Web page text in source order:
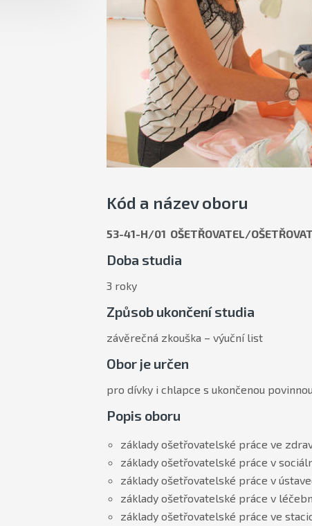
Kód a název oboru
53-41-H/01 OŠETŘOVATEL/
Doba studia
3 roky
Způsob ukončení studia
závěrečná zkouška – výuční list
Obor je určen
pro dívky i chlapce s ukončenou
Popis oboru
základy ošetřovatelské práce ve
základy ošetřovatelské práce v
základy ošetřovatelské práce v
základy ošetřovatelské práce v
základy ošetřovatelské práce ve